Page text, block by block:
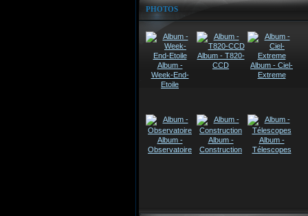
PHOTOS
Album -
Week-End-
Etoile
Album - T820-
CCD
Album - Ciel-
Extreme
Album -
Observatoire
Album -
Construction
Album -
Télescopes